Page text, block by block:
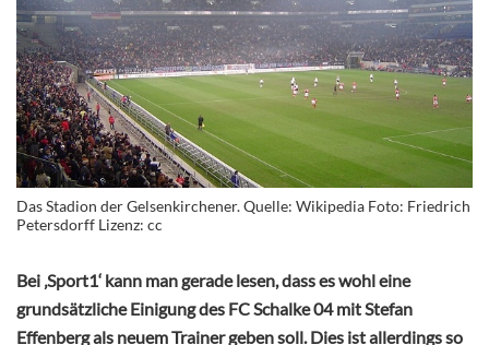
Das Stadion der Gelsenkirchener. Quelle: Wikipedia Foto: Friedrich
Petersdorff Lizenz: cc
Bei ‚Sport1‘ kann man gerade lesen, dass es wohl eine
grundsätzliche Einigung des FC Schalke 04 mit Stefan
Effenberg als neuem Trainer geben soll. Dies ist allerdings so